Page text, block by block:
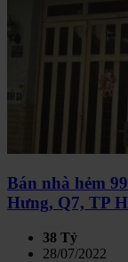
Bán nhà hẻm
Hưng, Q7, TP
38 Tỷ
28/07/2022